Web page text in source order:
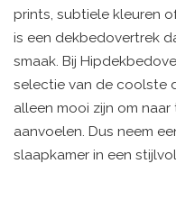
prints, subtiele kleuren
is een dekbedovertrek
smaak. Bij
selectie van de coolste
alleen mooi zijn om
aanvoelen. Dus neem
slaapkamer in een